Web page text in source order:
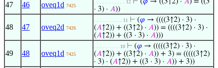
47 46 oveq1d 7425
. . . . . . . . . . . 12
· 3) · 𝐴))
48 47 oveq2d 7426
. . . . . . . . . . 11 ⊢ (𝜑 → ((((3↑2) · 3) ·
(𝐴↑2)) + ((3↑2) · 𝐴)) = ((((3↑2) · 3) ·
(𝐴↑2)) + ((3 · 3) · 𝐴)))
49 48 oveq1d 7425
. . . . . . . . . 10 ⊢ (𝜑 → (((((3↑2) · 3) ·
(𝐴↑2)) + ((3↑2) · 𝐴)) + 3) = (((((3↑2)
· 3) · (𝐴↑2)) + ((3 · 3) · 𝐴)) + 3))